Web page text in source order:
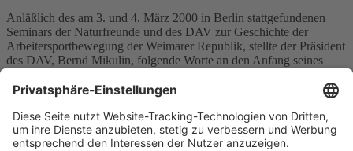
Anläßlich des am 3. und 4. März 2000 in Berlin stattgefundenen
Seminars der Naturfreunde und des DAV zur Geschichte der
Arbeitersportbewegung der Weimarer Republik, stellte der Präsident
des DAV, Bernd Mikulin, folgende Worte an den Anfang seines
„Der DAV ist aus der DDR in das vereinte Deutschland
hineingewachsen und hat seither die Angelkultur und
Angelphilosophie in Deutschland zweifellos bereichert. Dies
verdanken wir unserem Traditionsverständnis, sehen wir doch